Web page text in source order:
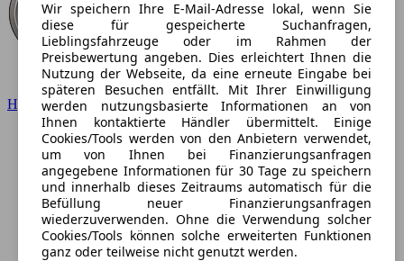
Hyundai
Wir speichern Ihre E-Mail-Adresse lokal, wenn Sie
diese für gespeicherte Suchanfragen,
Lieblingsfahrzeuge oder im Rahmen der
Preisbewertung angeben. Dies erleichtert Ihnen die
Nutzung der Webseite, da eine erneute Eingabe bei
späteren Besuchen entfällt. Mit Ihrer Einwilligung
werden nutzungsbasierte Informationen an von
Ihnen kontaktierte Händler übermittelt. Einige
Cookies/Tools werden von den Anbietern verwendet,
um von Ihnen bei Finanzierungsanfragen
angegebene Informationen für 30 Tage zu speichern
und innerhalb dieses Zeitraums automatisch für die
Befüllung neuer Finanzierungsanfragen
wiederzuverwenden. Ohne die Verwendung solcher
Cookies/Tools können solche erweiterten Funktionen
ganz oder teilweise nicht genutzt werden.